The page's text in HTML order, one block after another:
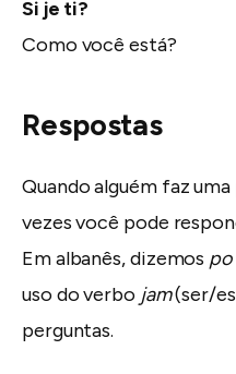
Si je ti?
Como você está?
Respostas
Quando alguém faz
vezes você pode
Em albanês, dizemos po
uso do verbo jam(ser/
perguntas.